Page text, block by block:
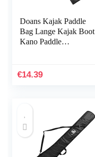
Doans Kajak Paddle
Bag Lange Kajak Boot
Kano Paddle
Cover Opbergtas te
€14.39